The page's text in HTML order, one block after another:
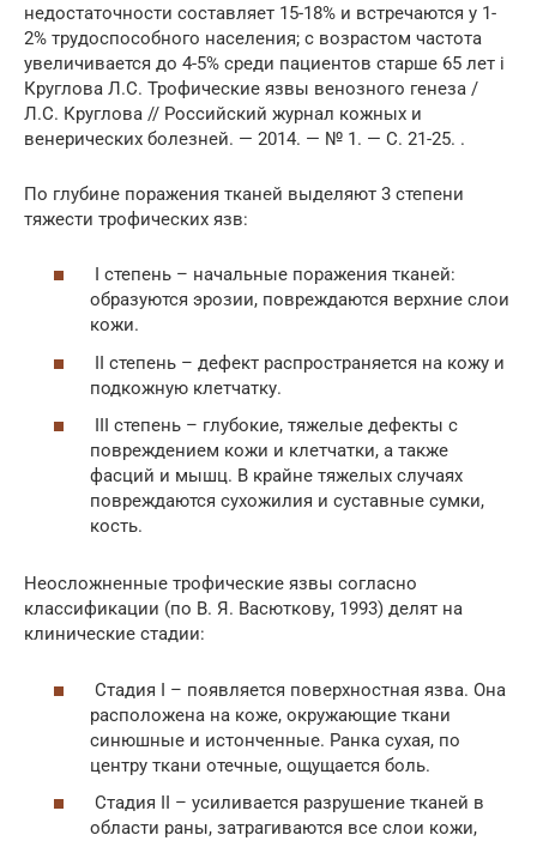
недостаточности составляет 15-18% и встречаются у 1-
2% трудоспособного населения; с возрастом частота
увеличивается до 4-5% среди пациентов старше 65 лет i
Круглова Л.С. Трофические язвы венозного генеза /
Л.С. Круглова // Российский журнал кожных и
венерических болезней. — 2014. — № 1. — С. 21-25. .
По глубине поражения тканей выделяют 3 степени
тяжести трофических язв:
I степень – начальные поражения тканей:
образуются эрозии, повреждаются верхние слои
кожи.
II степень – дефект распространяется на кожу и
подкожную клетчатку.
III степень – глубокие, тяжелые дефекты с
повреждением кожи и клетчатки, а также
фасций и мышц. В крайне тяжелых случаях
повреждаются сухожилия и суставные сумки,
кость.
Неосложненные трофические язвы согласно
классификации (по В. Я. Васюткову, 1993) делят на
клинические стадии:
Стадия I – появляется поверхностная язва. Она
расположена на коже, окружающие ткани
синюшные и истонченные. Ранка сухая, по
центру ткани отечные, ощущается боль.
Стадия II – усиливается разрушение тканей в
области раны, затрагиваются все слои кожи,